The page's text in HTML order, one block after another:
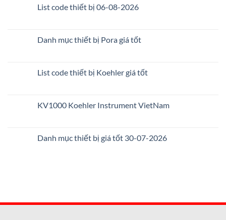
List code thiết bị 06-08-2026
Danh mục thiết bị Pora giá tốt
List code thiết bị Koehler giá tốt
KV1000 Koehler Instrument VietNam
Danh mục thiết bị giá tốt 30-07-2026